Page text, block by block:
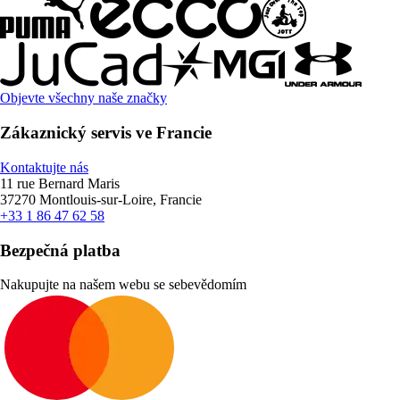
Objevte všechny naše značky
Zákaznický servis ve Francie
Kontaktujte nás
11 rue Bernard Maris
37270 Montlouis-sur-Loire, Francie
+33 1 86 47 62 58
Bezpečná platba
Nakupujte na našem webu se sebevědomím